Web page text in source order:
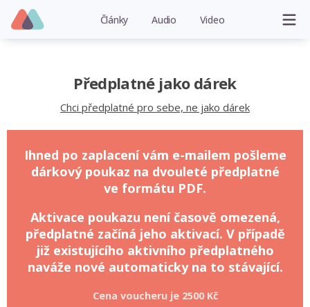
Články Audio Video
Předplatné jako dárek
Chci předplatné pro sebe, ne jako dárek
Ihned po zaplacení vám e-mailem pošleme
dárkový poukaz na dvouleté předplatné
ve formátu PDF.
Aktivace poukazu není časově omezená,
předplatné začíná jeho aktivací. V případě
již existujícího aktivního předplatného
naváže nové automaticky na to stávající.
Cena voucheru je 2500 Kč